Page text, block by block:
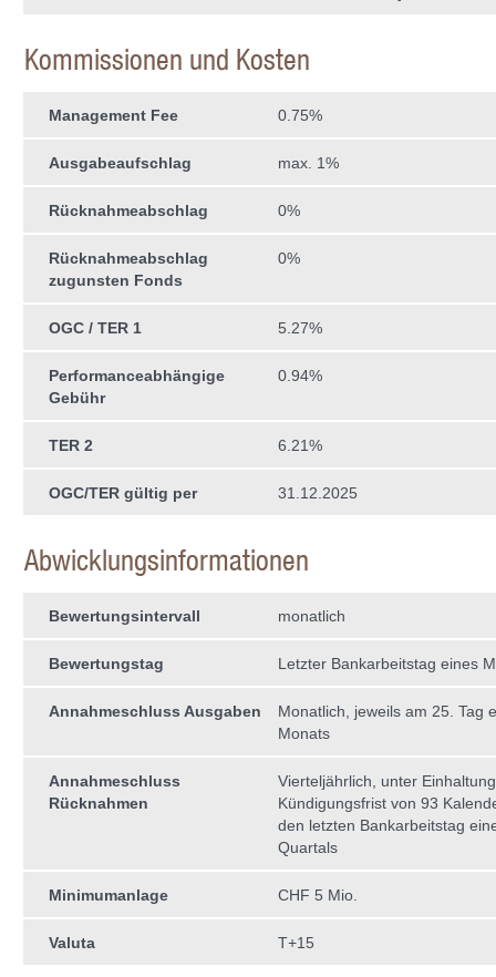
Kommissionen und Kosten
Management Fee 0.75%
Ausgabeaufschlag max. 1%
Rücknahmeabschlag 0%
Rücknahmeabschlag
zugunsten Fonds
0%
OGC / TER 1 5.27%
Performanceabhängige
Gebühr
0.94%
TER 2 6.21%
OGC/TER gültig per 31.12.2025
Abwicklungsinformationen
Bewertungsintervall monatlich
Bewertungstag Letzter Bankarbeitstag eines
Annahmeschluss Ausgaben
Monatlich, jeweils am 25. Tag
Monats
Annahmeschluss
Rücknahmen
Vierteljährlich, unter
Kündigungsfrist von 93
den letzten Bankarbeitstag
Quartals
Minimumanlage CHF 5 Mio.
Valuta T+15